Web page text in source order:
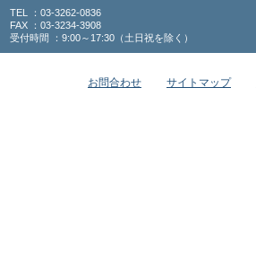
TEL ：03-3262-0836
FAX ：03-3234-3908
受付時間 ：9:00～17:30（土日祝を除く）
お問合わせ サイトマップ